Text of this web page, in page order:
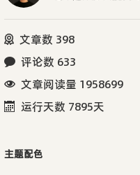
文章数 398
评论数 633
文章阅读量 1958699
运行天数 7895天
主题配色